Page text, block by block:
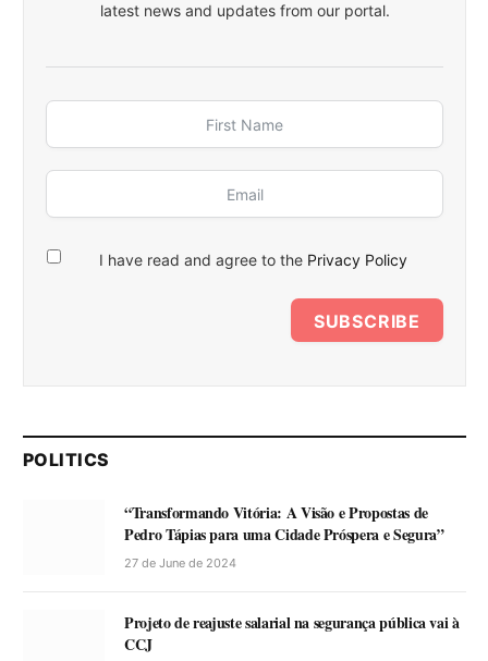
latest news and updates from our portal.
I have read and agree to the Privacy Policy
SUBSCRIBE
POLITICS
“Transformando Vitória: A Visão e Propostas de
Pedro Tápias para uma Cidade Próspera e Segura”
27 de June de 2024
Projeto de reajuste salarial na segurança pública vai à
CCJ